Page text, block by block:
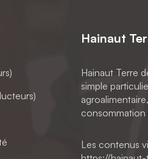
Hainaut
Hainaut Terre
simple
consommation
Les contenus